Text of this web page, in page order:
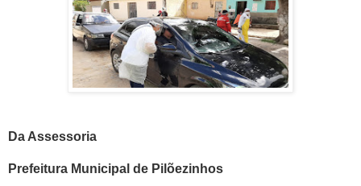
Da Assessoria
Prefeitura Municipal de Pilõezinhos